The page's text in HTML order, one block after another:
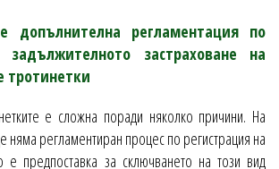
регламентация по
застраховане на
тротинетки
е сложна поради няколко причини. На
няма регламентиран процес по регистрация на
е предпоставка за сключването на този вид